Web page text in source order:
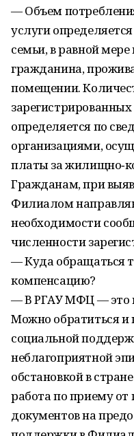
— Объем
услуги
семьи, в равной
гражданина,
помещении.
определяется по
организациями,
платы за
Гражданам, при
Филиалом
необходимости
численности
— Куда обращаться
компенсацию?
— В РГАУ МФЦ — это
Можно обратиться и
социальной
неблагоприятной
обстановкой в
работа по приему от
документов на